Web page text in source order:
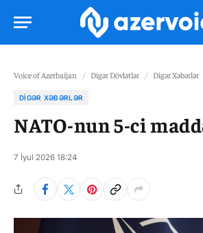
Voice of Azerbaijan / Digər Dövlətlər / Digər Xəbərlər
DIGƏR XƏBƏRLƏR
NATO-nun 5-ci
7 İyul 2026 18:24